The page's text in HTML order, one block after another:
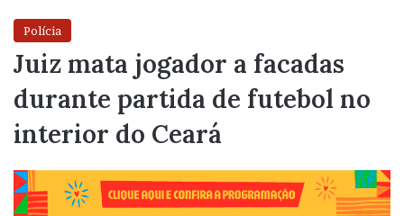
Polícia
Juiz mata jogador a facadas
durante partida de futebol no
interior do Ceará